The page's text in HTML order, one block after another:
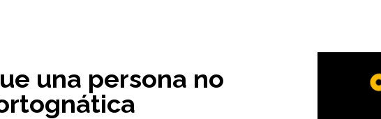
una persona no
Barra
primaria